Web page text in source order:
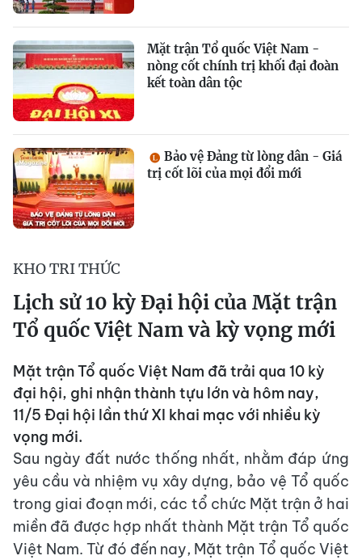
Mặt trận Tổ quốc Việt Nam -
nòng cốt chính trị khối đại đoàn
kết toàn dân tộc
Bảo vệ Đảng từ lòng dân - Giá
trị cốt lõi của mọi đổi mới
KHO TRI THỨC
Lịch sử 10 kỳ Đại hội của Mặt trận
Tổ quốc Việt Nam và kỳ vọng mới
Mặt trận Tổ quốc Việt Nam đã trải qua 10 kỳ
đại hội, ghi nhận thành tựu lớn và hôm nay,
11/5 Đại hội lần thứ XI khai mạc với nhiều kỳ
vọng mới.
Sau ngày đất nước thống nhất, nhằm đáp ứng
yêu cầu và nhiệm vụ xây dựng, bảo vệ Tổ quốc
trong giai đoạn mới, các tổ chức Mặt trận ở hai
miền đã được hợp nhất thành Mặt trận Tổ quốc
Việt Nam. Từ đó đến nay, Mặt trận Tổ quốc Việt